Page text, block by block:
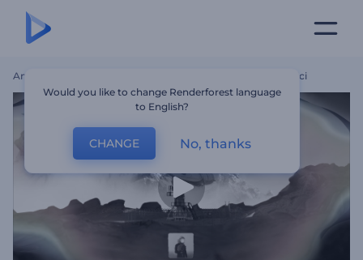
Ana Sayfa Kozmik Rasathane Müzik Görselleştirici
Would you like to change Renderforest language
to English?
CHANGE No, thanks